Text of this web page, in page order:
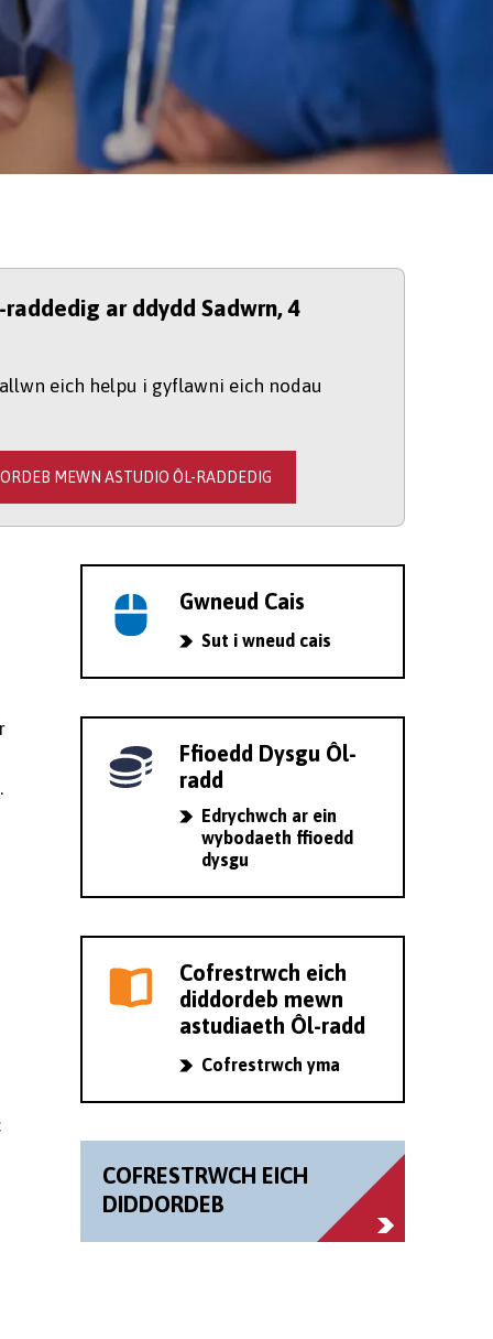
ar ddydd Sadwrn, 4
eich helpu i gyflawni eich nodau
MEWN ASTUDIO ÔL-RADDEDIG
Gwneud Cais
Sut i wneud cais
Ffioedd Dysgu Ôl-
radd
Edrychwch ar ein
wybodaeth ffioedd
dysgu
Cofrestrwch eich
diddordeb mewn
astudiaeth Ôl-radd
Cofrestrwch yma
COFRESTRWCH EICH
DIDDORDEB